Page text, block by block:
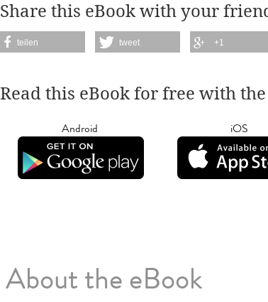
Share this eBook with your
teilen tweet +1
Read this eBook for free with
Android iOS
About the eBook